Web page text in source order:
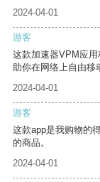
2024-04-01
游客
这款加速器VPM应
助你在网络上自由移
2024-04-01
游客
这款app是我购物的
的商品。
2024-04-01